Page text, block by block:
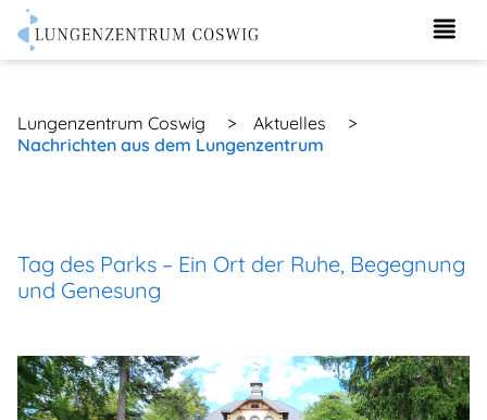
Lungenzentrum Coswig > Aktuelles
>
Nachrichten aus dem Lungenzentrum
Tag des Parks – Ein Ort der Ruhe, Begegnung
und Genesung